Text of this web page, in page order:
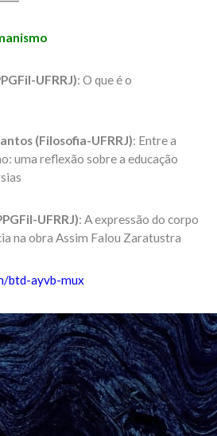
UFRRJ): O que é o
(Filosofia-UFRRJ): Entre a
uma reflexão sobre a educação
UFRRJ): A expressão do corpo
na obra Assim Falou Zaratustra
btd-ayvb-mux